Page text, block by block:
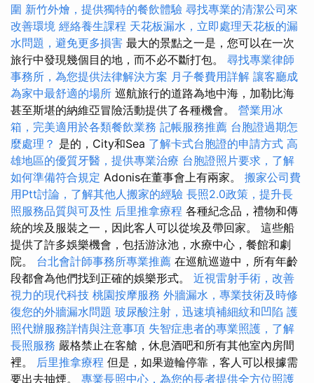
圍 新竹外燴，提供獨特的餐飲體驗 尋找專業的清潔公司來
改善環境 經絡養生課程 天花板漏水，立即處理天花板的漏
水問題，避免更多損害 最大的景點之一是，您可以在一次
旅行中發現幾個目的地，而不必不斷打包。 尋找專業律師
事務所，為您提供法律解決方案 月子餐費用詳解 讓客廳成
為家中最舒適的場所 巡航旅行的道路為地中海，加勒比海
甚至斯堪的納維亞冒險活動提供了各種機會。 營業用冰
箱，完美適用於各類餐飲業務 記帳服務推薦 台胞證過期怎
麼處理？ 是的，City和Sea 了解卡式台胞證的申請方式 高
雄地區的優質牙醫，提供專業治療 台胞證照片要求，了解
如何準備符合規定 Adonis在董事會上有兩家。 搬家公司費
用Ptt討論，了解其他人搬家的經驗 長照2.0政策，提升長
照服務品質與可及性 后里推拿療程 各種紀念品，禮物和傳
統的埃及服裝之一，因此客人可以從埃及帶回家。 這些船
提供了許多娛樂機會，包括游泳池，水療中心，餐館和劇
院。 台北會計師事務所專業推薦 在巡航巡遊中，所有年齡
段都會為他們找到正確的娛樂形式。 近視雷射手術，改善
視力的現代科技 桃園按摩服務 外牆漏水，專業技術及時修
復您的外牆漏水問題 玻尿酸注射，迅速填補細紋和凹陷 護
照代辦服務詳情與注意事項 失智症患者的專業照護，了解
長照服務 嚴格禁止在客艙，休息酒吧和所有其他室內房間
裡。 后里推拿療程 但是，如果遊輪停靠，客人可以根據需
要出去抽煙。 專業長照中心，為您的長者提供全方位照護